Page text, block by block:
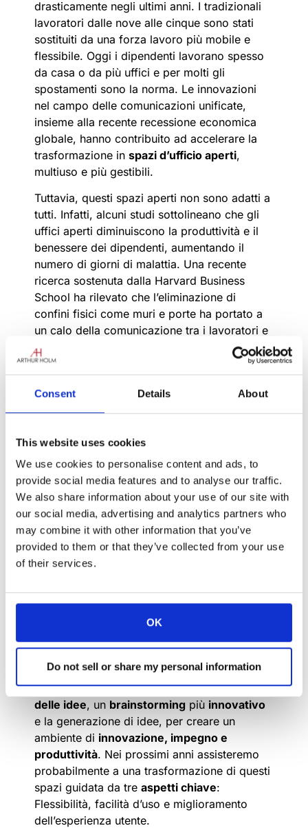
Consent Details About
This website uses cookies
We use cookies to personalise content and ads, to
provide social media features and to analyse our traffic.
We also share information about your use of our site with
our social media, advertising and analytics partners who
may combine it with other information that you’ve
provided to them or that they’ve collected from your use
of their services.
OK
Do not sell or share my personal information
drasticamente negli ultimi anni. I tradizionali
lavoratori dalle nove alle cinque sono stati
sostituiti da una forza lavoro più mobile e
flessibile. Oggi i dipendenti lavorano spesso
da casa o da più uffici e per molti gli
spostamenti sono la norma. Le innovazioni
nel campo delle comunicazioni unificate,
insieme alla recente recessione economica
globale, hanno contribuito ad accelerare la
trasformazione in spazi d’ufficio aperti,
multiuso e più gestibili.
Tuttavia, questi spazi aperti non sono adatti a
tutti. Infatti, alcuni studi sottolineano che gli
uffici aperti diminuiscono la produttività e il
benessere dei dipendenti, aumentando il
numero di giorni di malattia. Una recente
ricerca sostenuta dalla Harvard Business
School ha rilevato che l’eliminazione di
confini fisici come muri e porte ha portato a
un calo della comunicazione tra i lavoratori e
che le interazioni faccia a faccia sono
diminuite del 70%. Inoltre, alcuni dipendenti
per il pensiero creativo, per garantire la
riservatezza o semplicemente per sfuggire
caso, stiamo assistendo a un aumento delle
aziende che creano spazi per riunioni piccoli
e flessibili destinati a conversazioni informali,
presentazioni, sessioni di brainstorming,
conferenze con lavoratori a distanza o
qualsiasi altra collaborazione.
Le Huddle Roomsono spazi progettati per
queste riunioni quotidiane improvvisate e
limitato. Queste riunioni hanno solitamente da
2 a 8 partecipanti, non durano molto e
di creare una collaborazione più efficiente
attraverso unacondivisionepiù efficace
delle idee, un brainstorming più innovativo
e la generazione di idee, per creare un
ambiente di innovazione, impegno e
produttività. Nei prossimi anni assisteremo
probabilmente a una trasformazione di questi
spazi guidata da tre aspetti chiave:
Flessibilità, facilità d’uso e miglioramento
dell’esperienza utente.